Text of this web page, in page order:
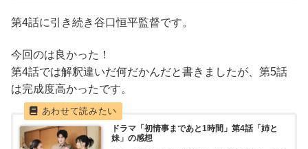
第4話に引き続き谷口恒平監督です。
今回のは良かった！
第4話では解釈違いだ何だかんだと書きましたが、第5話
は完成度高かったです。
ドラマ「初情事まであと1時間」第4話「姉と
妹」の感想